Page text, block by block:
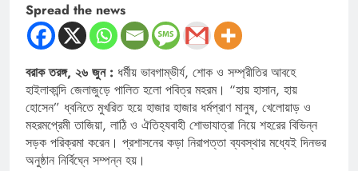
Spread the news
বরাক তরঙ্গ, ২৬ জুন : ধর্মীয় ভাবগাম্ভীর্য, শোক ও সম্প্রীতির আবহে
হাইলাকান্দি জেলাজুড়ে পালিত হলো পবিত্র মহরম। “হায় হাসান, হায়
হোসেন” ধ্বনিতে মুখরিত হয়ে হাজার হাজার ধর্মপ্রাণ মানুষ, খেলোয়াড় ও
মহরমপ্রেমী তাজিয়া, লাঠি ও ঐতিহ্যবাহী শোভাযাত্রা নিয়ে শহরের বিভিন্ন
সড়ক পরিক্রমা করেন। প্রশাসনের কড়া নিরাপত্তা ব্যবস্থার মধ্যেই দিনভর
অনুষ্ঠান নির্বিঘ্নে সম্পন্ন হয়।